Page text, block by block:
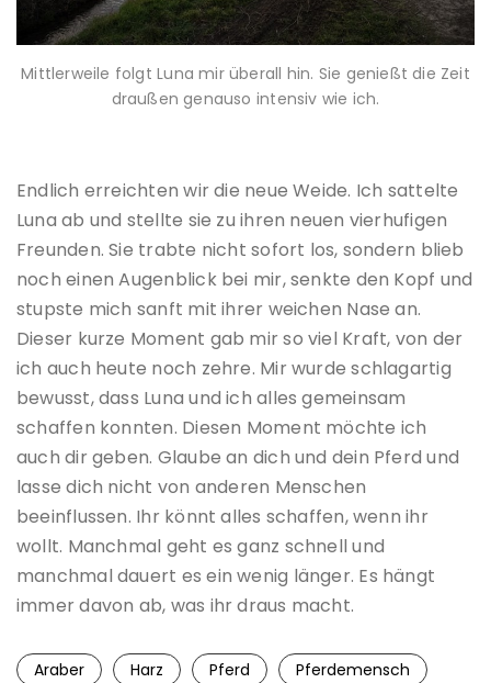
Mittlerweile folgt Luna mir überall hin. Sie genießt die Zeit
draußen genauso intensiv wie ich.
Endlich erreichten wir die neue Weide. Ich sattelte
Luna ab und stellte sie zu ihren neuen vierhufigen
Freunden. Sie trabte nicht sofort los, sondern blieb
noch einen Augenblick bei mir, senkte den Kopf und
stupste mich sanft mit ihrer weichen Nase an.
Dieser kurze Moment gab mir so viel Kraft, von der
ich auch heute noch zehre. Mir wurde schlagartig
bewusst, dass Luna und ich alles gemeinsam
schaffen konnten. Diesen Moment möchte ich
auch dir geben. Glaube an dich und dein Pferd und
lasse dich nicht von anderen Menschen
beeinflussen. Ihr könnt alles schaffen, wenn ihr
wollt. Manchmal geht es ganz schnell und
manchmal dauert es ein wenig länger. Es hängt
immer davon ab, was ihr draus macht.
Araber Harz Pferd
Pferdemensch